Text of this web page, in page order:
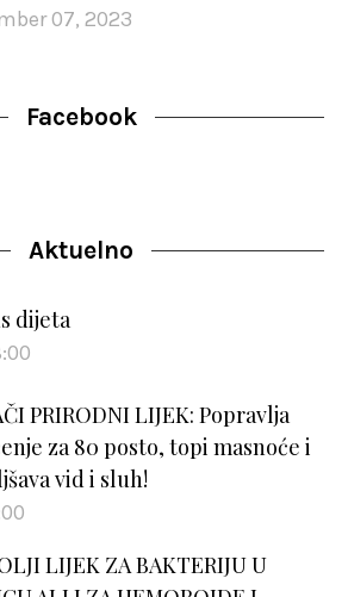
07, 2023
Facebook
Aktuelno
dijeta
PRIRODNI LIJEK: Popravlja
za 80 posto, topi masnoće i
vid i sluh!
LIJEK ZA BAKTERIJU U